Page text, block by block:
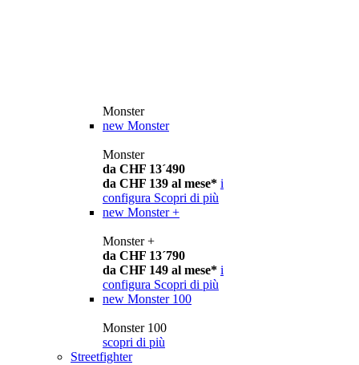
Monster
new Monster
Monster
da CHF 13´490
da CHF 139 al mese* i
configura Scopri di più
new Monster +
Monster +
da CHF 13´790
da CHF 149 al mese* i
configura Scopri di più
new Monster 100
Monster 100
scopri di più
Streetfighter